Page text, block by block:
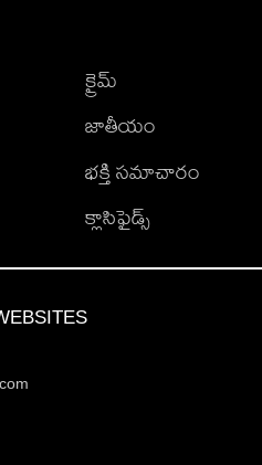
క్రైమ్
జాతీయం
భక్తి సమాచారం
క్లాసిఫైడ్స్